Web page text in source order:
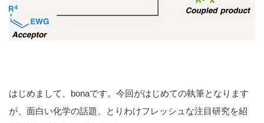
はじめまして、bonaです。今回がはじめての執筆となります
が、面白い化学の話題、とりわけフレッシュな注目研究を紹